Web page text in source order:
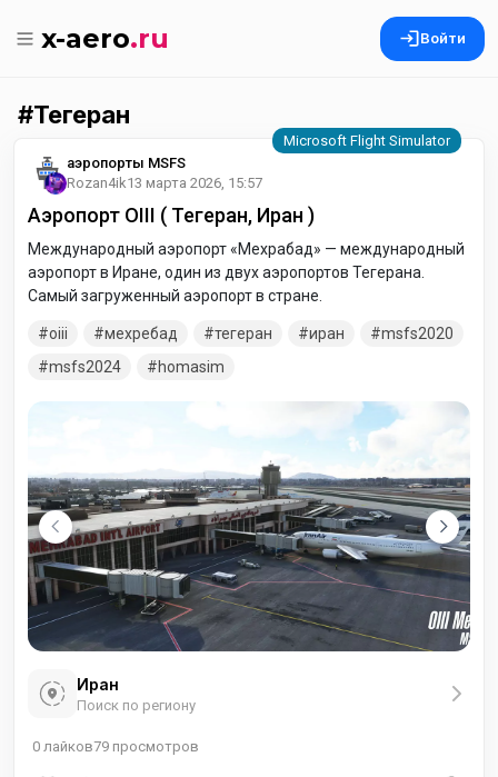
x-aero.ru Войти
Тегеран
аэропорты MSFS
Rozan4ik13 марта 2026, 15:57
Аэропорт OIII ( Тегеран, Иран )
Международный аэропорт «Мехрабад» — международный
аэропорт в Иране, один из двух аэропортов Тегерана.
Самый загруженный аэропорт в стране.
oiii мехребад тегеран иран
msfs2020
msfs2024
homasim
Иран
Поиск по региону
0 лайков79 просмотров